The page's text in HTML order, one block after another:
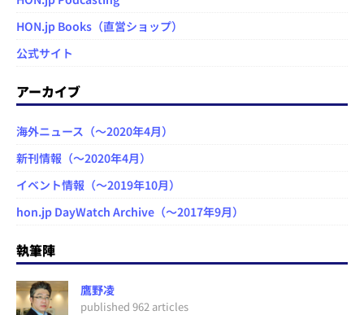
HON.jp Books（直営ショップ）
公式サイト
アーカイブ
海外ニュース（～2020年4月）
新刊情報（～2020年4月）
イベント情報（～2019年10月）
hon.jp DayWatch Archive（～2017年9月）
執筆陣
鷹野凌
published 962 articles